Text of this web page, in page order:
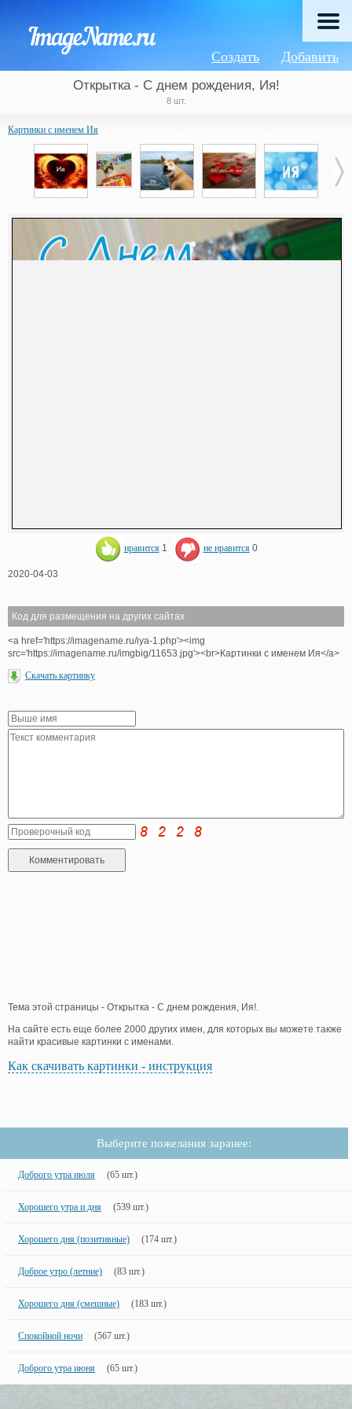
Добавить
Создать
Открытка - С днем рождения, Ия!
8 шт.
Картинки с именем Ия
нравится 1 не нравится 0
2020-04-03
Код для размещения на других сайтах
<a href='https://imagename.ru/iya-1.php'><img
src='https://imagename.ru/imgbig/11653.jpg'><br>Картинки с именем Ия</a>
Скачать картинку
Тема этой страницы - Открытка - С днем рождения, Ия!.
На сайте есть еще более 2000 других имен, для которых вы можете также
найти красивые картинки с именами.
Как скачивать картинки - инструкция
Выберите пожелания заранее:
Доброго утра июля (65 шт.)
Хорошего утра и дня (539 шт.)
Хорошего дня (позитивные) (174 шт.)
Доброе утро (летние) (83 шт.)
Хорошего дня (смешные) (183 шт.)
Спокойной ночи (567 шт.)
Доброго утра июня (65 шт.)